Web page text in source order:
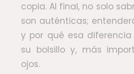
copia. Al final, no solo
son auténticas;
y por qué esa
su bolsillo y, más
ojos.